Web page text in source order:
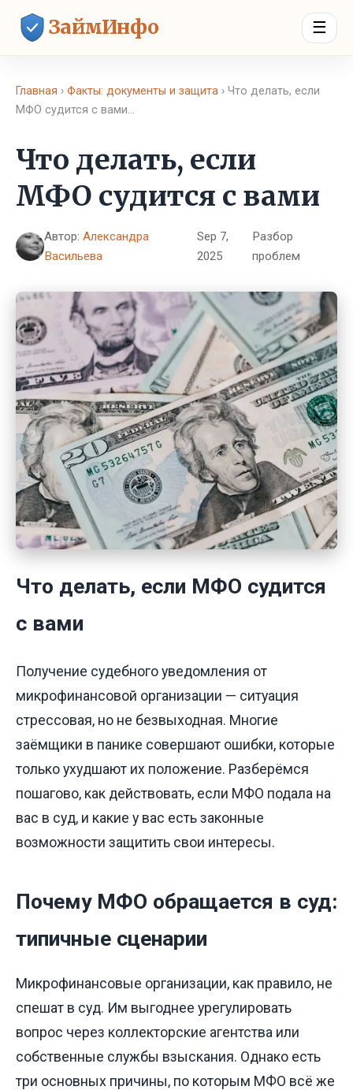
ЗаймИнфо ☰
Главная › Факты: документы и защита › Что делать, если
МФО судится с вами…
Что делать, если
МФО судится с вами
Автор: Александра
Васильева
Sep 7,
2025
Разбор
проблем
Что делать, если МФО судится
с вами
Получение судебного уведомления от
микрофинансовой организации — ситуация
стрессовая, но не безвыходная. Многие
заёмщики в панике совершают ошибки, которые
только ухудшают их положение. Разберёмся
пошагово, как действовать, если МФО подала на
вас в суд, и какие у вас есть законные
возможности защитить свои интересы.
Почему МФО обращается в суд:
типичные сценарии
Микрофинансовые организации, как правило, не
спешат в суд. Им выгоднее урегулировать
вопрос через коллекторские агентства или
собственные службы взыскания. Однако есть
три основных причины, по которым МФО всё же